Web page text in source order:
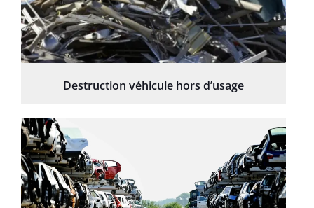
Destruction véhicule hors d’usage